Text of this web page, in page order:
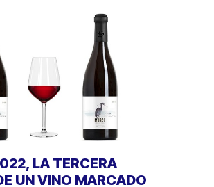
LA TERCERA
UN VINO MARCADO